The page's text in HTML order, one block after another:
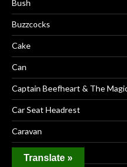
Bush
Buzzcocks
Cake
Can
Captain Beefheart & The
Car Seat Headrest
Caravan
Carl Perkins
Translate »